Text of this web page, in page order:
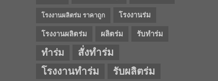
โรงงานผลิตร่ม ราคาถูก โรงงานร่ม
โรงงานผลิตร่ม ผลิตร่ม รับทำร่ม
ทำร่ม
สั่งทำร่ม
โรงงานทำร่ม
รับผลิตร่ม